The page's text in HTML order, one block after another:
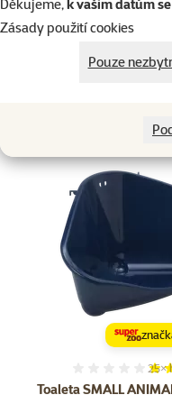
Děkujeme,k vašim datům
Zásady použití cookies
Pouze
Toaleta SMALL
25×